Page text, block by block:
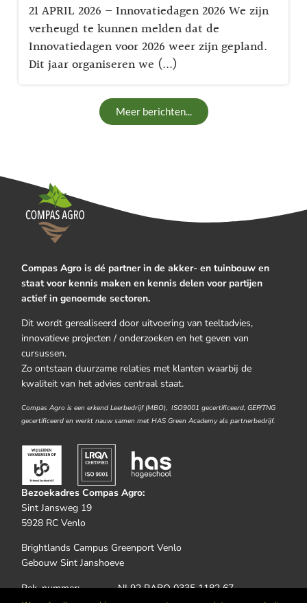
21 APRIL 2026 – Innovatiedagen 2026 We zijn
verheugd te kunnen melden dat de
Innovatiedagen voor 2026 weer zijn gepland.
Dit jaar organiseren we (...)
Meer berichten...
Compas Agro is dé partner in de akker- en tuinbouw en
staat voor kennis maken en kennis delen voor partijen
actief in genoemde sectoren.
Dit wordt gerealiseerd door uitvoering van teeltadvies,
innovatieve projecten / onderzoeken en het geven van
cursussen.
Zo ontstaan duurzame relaties met klanten waarbij de
kwaliteit van het advies centraal staat.
Compas Agro is een erkend Leerbedrijf (MBO), ISO9001 gecertificeerd, GEP/TNG
gecertificeerd en werkt nauw samen met HAS Green Academy als partnerbedrijf.
Bezoekadres Compas Agro:
Sint Jansweg 19
5928 RC Venlo
Brightlands Campus Greenport Venlo
Gebouw Sint Janshoeve
Rek. nummer: NL92 RABO 0335 1182 67